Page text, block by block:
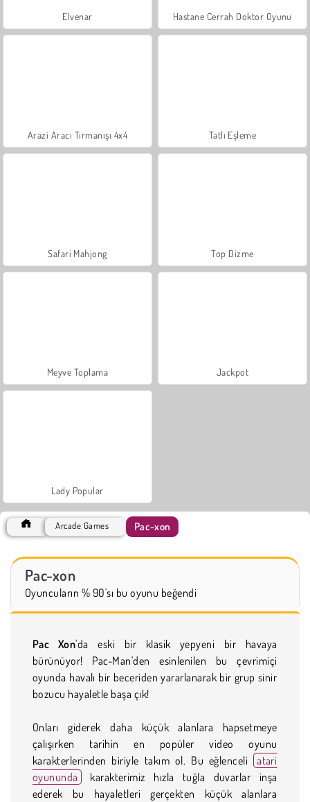
Elvenar Hastane Cerrah Doktor Oyunu
Arazi Aracı Tırmanışı 4x4 Tatlı Eşleme
Safari Mahjong Top Dizme
Meyve Toplama Jackpot
Lady Popular
Arcade Games Pac-xon
Pac-xon
Oyuncuların % 90'sı bu oyunu beğendi
Pac Xon'da eski bir klasik yepyeni bir havaya
bürünüyor! Pac-Man'den esinlenilen bu çevrimiçi
oyunda havalı bir beceriden yararlanarak bir grup sinir
bozucu hayaletle başa çık!
Onları giderek daha küçük alanlara hapsetmeye
çalışırken tarihin en popüler video oyunu
karakterlerinden biriyle takım ol. Bu eğlenceli atari
oyununda karakterimiz hızla tuğla duvarlar inşa
ederek bu hayaletleri gerçekten küçük alanlara